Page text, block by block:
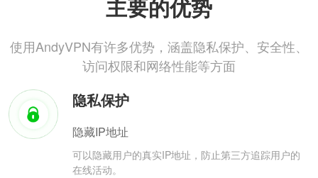
主要的优势
使用AndyVPN有许多优势，涵盖隐私保护、安全性、
访问权限和网络性能等方面
隐私保护
隐藏IP地址
可以隐藏用户的真实IP地址，防止第三方追踪用户的
在线活动。